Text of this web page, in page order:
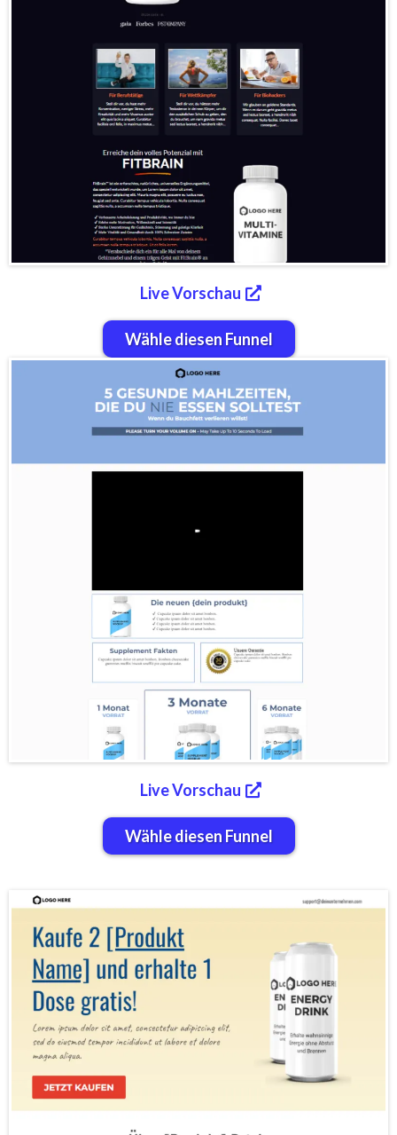
Live Vorschau
Wähle diesen Funnel
Live Vorschau
Wähle diesen Funnel